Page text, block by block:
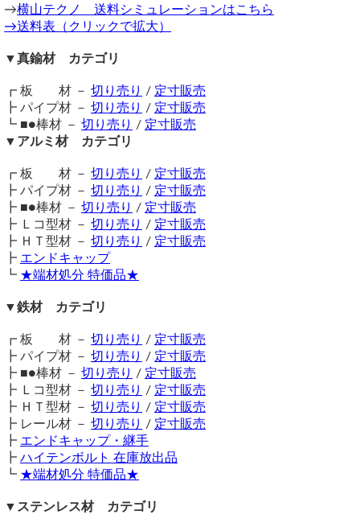
在庫不足の場合は取り寄せとなるため納期に＋数日を要しま
す。
工業用鋼材となりますので、材料の移動・切断・加工・配送
い。
商品の返品・交換はお受けできません。
購入方法
商品購入は自動計算フォームに必要寸法・数量等を入力し、
とお進みください。
ご注文メール返信にて送料・振込先等をご連絡いたします。
自動計算フォームでの試算ができない場合や複雑な加工を伴
う品の場合は、メールフォーム（見積依頼・注文依頼）より
お問い合わせください。
タイトル該当品(12.0×12.0×1.2/長さ872㎜/数量1)について、自動計算
フォームで数値を入力(3項目)して「計算」をクリックすると、「数値
ん。 切断費、送料を含めて、最終支払金額を教えて下さい。よろ
数値を全角入力した場合、エラーが出ます。
半角英数字入力にてお試しいただけたらと存じます。
真鍮四角パイプの切断長さについて
初めまして。お聞きしたいことがございます。
して頂きたいのですが。
トすることは可能ですか？無理であるのでしたら最低必要な長さを教
えてください。宜しくお願いします。
切断の最小単位は15mmからとなります。
（2mm切断は対応不可）
真鍮バーサンプル
→横山テクノ 送料シミュレーションはこちら
→送料表（クリックで拡大）
▼真鍮材 カテゴリ
┏ 板 材 － 切り売り / 定寸販売
┣ パイプ材 － 切り売り / 定寸販売
┗ ■●棒材 － 切り売り / 定寸販売
▼アルミ材 カテゴリ
┏ 板 材 － 切り売り / 定寸販売
┣ パイプ材 － 切り売り / 定寸販売
┣ ■●棒材 － 切り売り / 定寸販売
┣ Ｌコ型材 － 切り売り / 定寸販売
┣ ＨＴ型材 － 切り売り / 定寸販売
┣ エンドキャップ
┗ ★端材処分 特価品★
▼鉄材 カテゴリ
┏ 板 材 － 切り売り / 定寸販売
┣ パイプ材 － 切り売り / 定寸販売
┣ ■●棒材 － 切り売り / 定寸販売
┣ Ｌコ型材 － 切り売り / 定寸販売
┣ ＨＴ型材 － 切り売り / 定寸販売
┣ レール材 － 切り売り / 定寸販売
┣ エンドキャップ・継手
┣ ハイテンボルト 在庫放出品
┗ ★端材処分 特価品★
▼ステンレス材 カテゴリ